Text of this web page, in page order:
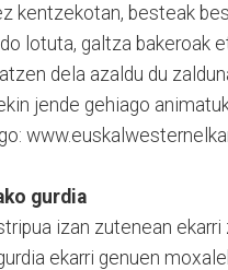
kentzekotan, besteak
lotuta, galtza bakeroak
dela azaldu du
jende gehiago
gurdia
izan zutenean
ekarri genuen